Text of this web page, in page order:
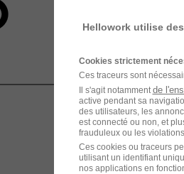
Hellowork utilise
Cookies strictement
Ces traceurs sont
Il s'agit notamment de
active pendant sa
des utilisateurs, les
est connecté ou non, et
frauduleux ou les
Ces cookies ou traceurs
utilisant un identifiant
nos applications en